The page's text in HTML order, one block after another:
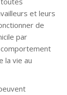
et leurs
de
par
la vie au